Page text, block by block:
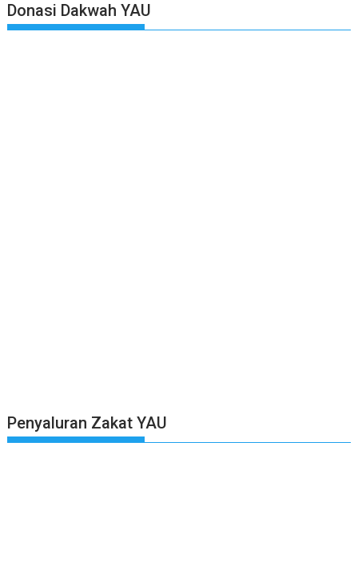
Donasi Dakwah YAU
Penyaluran Zakat YAU